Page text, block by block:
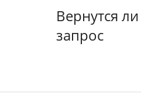
Вернутся
запрос